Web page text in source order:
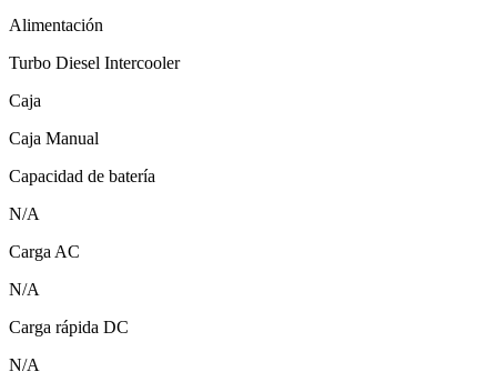
Alimentación
Turbo Diesel Intercooler
Caja
Caja Manual
Capacidad de batería
N/A
Carga AC
N/A
Carga rápida DC
N/A